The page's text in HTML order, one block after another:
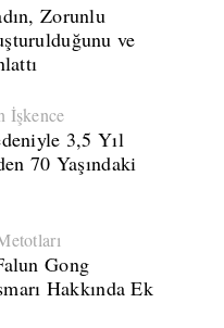
Zorunlu
ve
İşkence
3,5 Yıl
70 Yaşındaki
Gong
Hakkında Ek